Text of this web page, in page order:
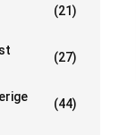
(21)
(27)
(44)